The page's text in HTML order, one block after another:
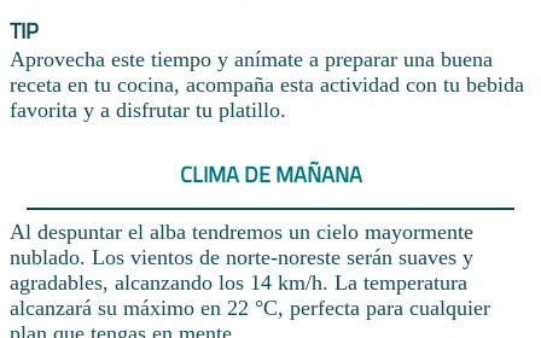
TIP
Aprovecha este tiempo y anímate a preparar una buena
receta en tu cocina, acompaña esta actividad con tu bebida
favorita y a disfrutar tu platillo.
CLIMA DE MAÑANA
Al despuntar el alba tendremos un cielo mayormente
nublado. Los vientos de norte-noreste serán suaves y
agradables, alcanzando los 14 km/h. La temperatura
alcanzará su máximo en 22 °C, perfecta para cualquier